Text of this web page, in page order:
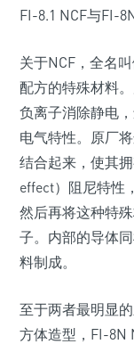
FI-8.1 NCF与FI-
关于NCF，全名
配方的特殊材料
负离子消除静电
电气特性。原厂
结合起来，使其
effect）阻尼特性
然后再将这种特
子。内部的导体
料制成。
至于两者最明显
方体造型，FI-8N